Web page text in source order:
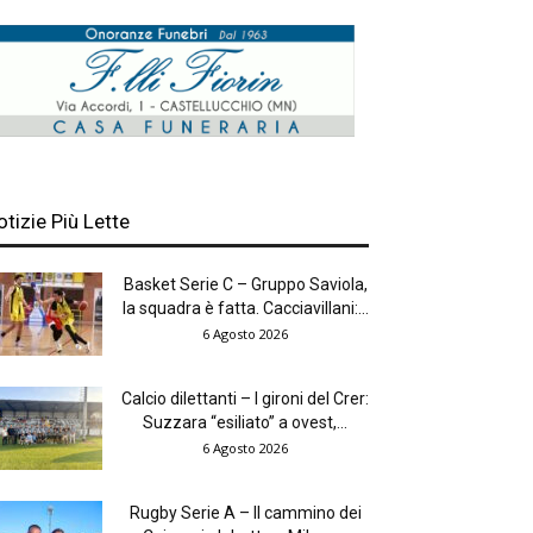
Più Lette
Basket Serie C – Gruppo Saviola,
la squadra è fatta. Cacciavillani:...
6 Agosto 2026
Calcio dilettanti – I gironi del Crer:
Suzzara “esiliato” a ovest,...
6 Agosto 2026
Rugby Serie A – Il cammino dei